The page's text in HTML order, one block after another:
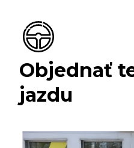
Objednať
jazdu